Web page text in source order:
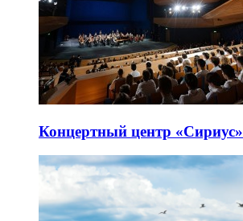
Концертный центр «Сириус»